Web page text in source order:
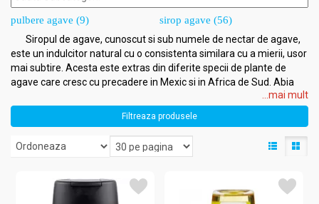
pulbere agave (9)
sirop agave (56)
Siropul de agave, cunoscut si sub numele de nectar de agave,
este un indulcitor natural cu o consistenta similara cu a mierii, usor
mai subtire. Acesta este extras din diferite specii de plante de
agave care cresc cu precadere in Mexic si in Africa de Sud. Abia
cand acestea au 7-10 ani, frunzele lor sunt taiate, iar nucleul lor
este recoltat. Prezent in forma lichida, un sirop agave este usor de
dizolvat, asadar este potrivit pentru indulcirea ceaiului, a cafelei,
dar si pentru gatit. Acest sirop are un indice glicemic si un numar
de calorii mult mai scazut decat zaharul obisnuit. Totodata, pentru
Acesta se utilizeaza ca topping pentru cereale, clatite sau paine.
Poate fi folosit in locul mierii pentru deserturi, dar trebuie sa tii
...mai mult
Filtreaza produsele